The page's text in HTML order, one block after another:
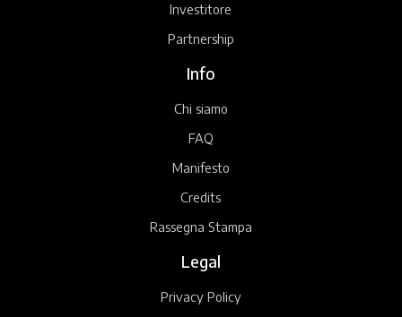
Investitore
Partnership
Info
Chi siamo
FAQ
Manifesto
Credits
Rassegna Stampa
Legal
Privacy Policy